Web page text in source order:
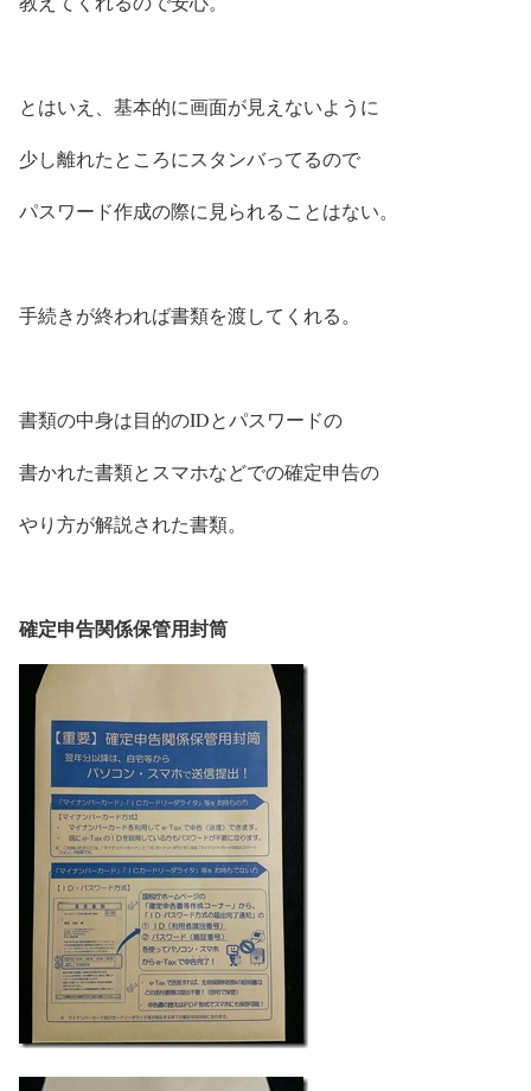
とはいえ、基本的に画面が見えないように
少し離れたところにスタンバってるので
パスワード作成の際に見られることはない。
手続きが終われば書類を渡してくれる。
書類の中身は目的のIDとパスワードの
書かれた書類とスマホなどでの確定申告の
やり方が解説された書類。
確定申告関係保管用封筒